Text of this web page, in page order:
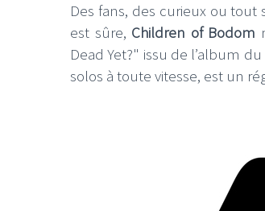
Des fans, des curieux ou
est sûre, Children of Bodom
Dead Yet?" issu de l’album
solos à toute vitesse, est un